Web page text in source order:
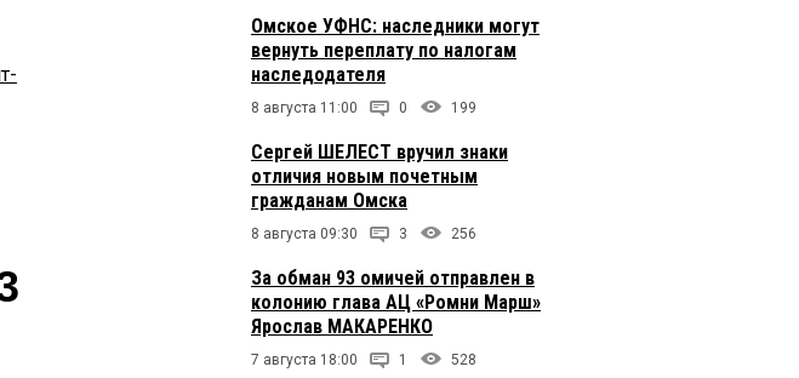
Омское УФНС: наследники могут
вернуть переплату по налогам
наследодателя
8 августа 11:00 0 199
Сергей ШЕЛЕСТ вручил знаки
отличия новым почетным
гражданам Омска
8 августа 09:30 3 256
За обман 93 омичей отправлен в
колонию глава АЦ «Ромни Марш»
Ярослав МАКАРЕНКО
7 августа 18:00 1 528